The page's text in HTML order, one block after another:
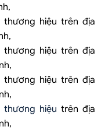
hiệu trên địa
hiệu trên địa
hiệu trên địa
thương hiệu trên địa